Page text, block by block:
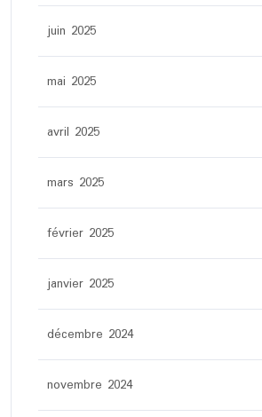
juin 2025
mai 2025
avril 2025
mars 2025
février 2025
janvier 2025
décembre 2024
novembre 2024